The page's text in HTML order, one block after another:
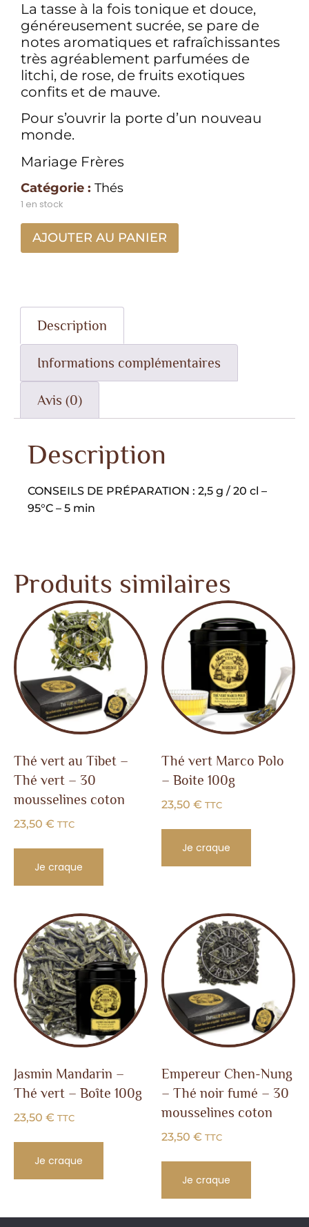
La tasse à la fois tonique et douce,
généreusement sucrée, se pare de
notes aromatiques et rafraîchissantes
très agréablement parfumées de
litchi, de rose, de fruits exotiques
confits et de mauve.
Pour s’ouvrir la porte d’un nouveau
monde.
Mariage Frères
Catégorie : Thés
1 en stock
AJOUTER AU PANIER
Description
Informations complémentaires
Avis (0)
Description
CONSEILS DE PRÉPARATION : 2,5 g / 20 cl –
95°C – 5 min
Produits similaires
Thé vert au Tibet –
Thé vert – 30
mousselines coton
23,50 € TTC
Je craque
Thé vert Marco Polo
– Boite 100g
23,50 € TTC
Je craque
Jasmin Mandarin –
Thé vert – Boîte 100g
23,50 € TTC
Je craque
Empereur Chen-Nung
– Thé noir fumé – 30
mousselines coton
23,50 € TTC
Je craque